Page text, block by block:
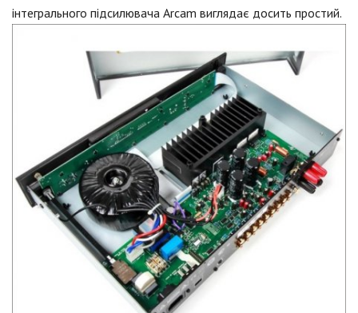
інтегрального підсилювача Arcam виглядає досить простий.